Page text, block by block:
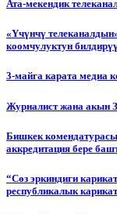
Ата-мекендик
«Үчүнчү
коомчулуктун
3-майга карата медиа
Журналист жана акын
Бишкек
аккредитация бере
“Сөз эркиндиги
республикалык